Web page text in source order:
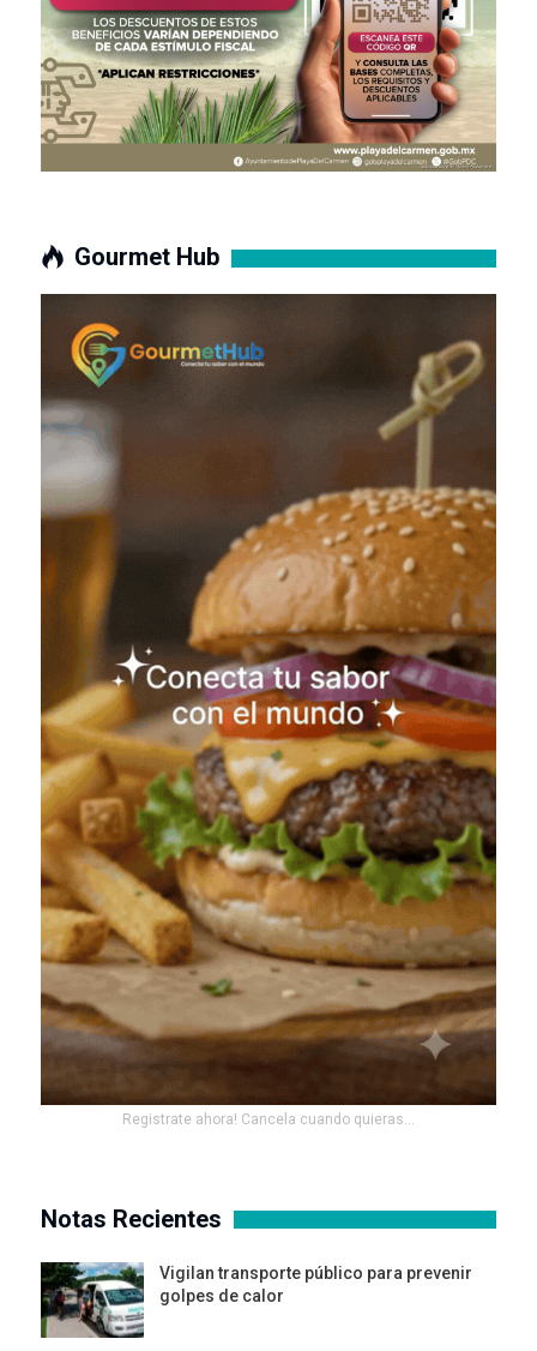
Gourmet Hub
Registrate ahora! Cancela cuando quieras...
Notas Recientes
Vigilan transporte público para prevenir
golpes de calor